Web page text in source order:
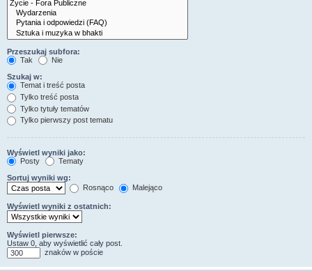
Przeszukaj subfora:
Tak
Nie
Szukaj w:
Temat i treść posta
Tylko treść posta
Tylko tytuły tematów
Tylko pierwszy post tematu
Wyświetl wyniki jako:
Posty
Tematy
Sortuj wyniki wg:
Rosnąco
Malejąco
Wyświetl wyniki z ostatnich:
Wyświetl pierwsze:
Ustaw 0, aby wyświetlić cały post.
znaków w poście